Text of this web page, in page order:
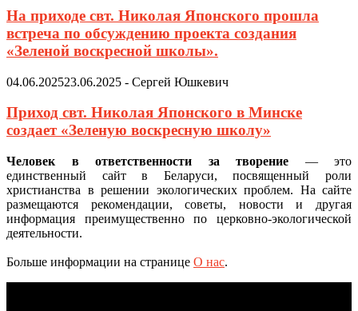
На приходе свт. Николая Японского прошла
встреча по обсуждению проекта создания
«Зеленой воскресной школы».
04.06.202523.06.2025 - Сергей Юшкевич
Приход свт. Николая Японского в Минске
создает «Зеленую воскресную школу»
Человек в ответственности за творение — это
единственный сайт в Беларуси, посвященный роли
христианства в решении экологических проблем. На сайте
размещаются рекомендации, советы, новости и другая
информация преимущественно по церковно-экологической
деятельности.
Больше информации на странице О нас.